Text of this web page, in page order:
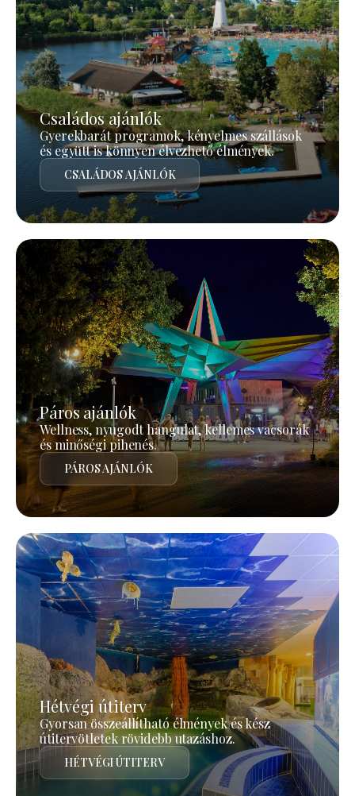
Családos ajánlók
Gyerekbarát programok, kényelmes szállások
és együtt is könnyen élvezhető élmények.
CSALÁDOS AJÁNLÓK
Páros ajánlók
Wellness, nyugodt hangulat, kellemes vacsorák
és minőségi pihenés.
PÁROS AJÁNLÓK
Hétvégi útiterv
Gyorsan összeállítható élmények és kész
útitervötletek rövidebb utazáshoz.
HÉTVÉGI ÚTITERV